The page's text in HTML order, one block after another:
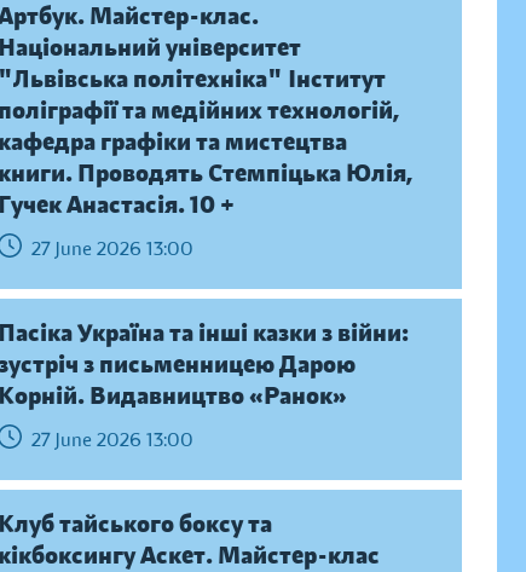
Майстер-клас.
Національний університет
"Львівська політехніка" Інститут
поліграфії та медійних технологій,
кафедра графіки та мистецтва
книги. Проводять Стемпіцька Юлія,
Гучек Анастасія. 10 +
27 June 2026 13:00
Пасіка Україна та інші казки з війни:
з письменницею Дарою
Корній. Видавництво «Ранок»
27 June 2026 13:00
Клуб тайського боксу та
кікбоксингу Аскет. Майстер-клас